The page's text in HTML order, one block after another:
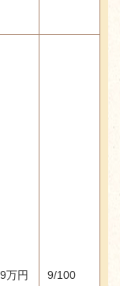
万円 9/100